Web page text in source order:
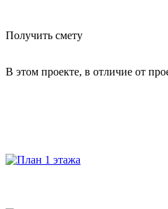
Получить смету
В этом проекте, в отличие от